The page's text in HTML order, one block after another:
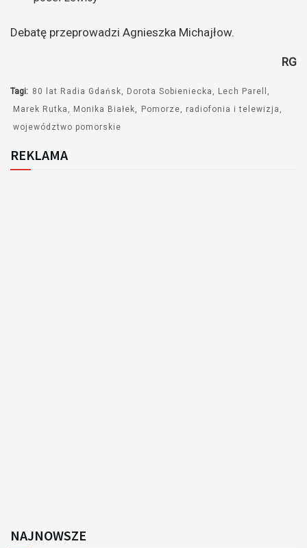
Debatę przeprowadzi Agnieszka Michajłow.
RG
Tagi: 80 lat Radia Gdańsk Dorota Sobieniecka
Lech Parell
Marek Rutka
Monika Białek Pomorze
radiofonia i telewizja
województwo pomorskie
REKLAMA
NAJNOWSZE